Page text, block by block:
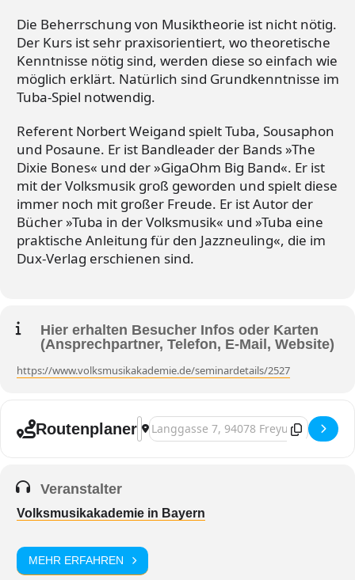
Die Beherrschung von Musiktheorie ist nicht nötig.
Der Kurs ist sehr praxisorientiert, wo theoretische
Kenntnisse nötig sind, werden diese so einfach wie
möglich erklärt. Natürlich sind Grundkenntnisse im
Tuba-Spiel notwendig.
Referent Norbert Weigand spielt Tuba, Sousaphon
und Posaune. Er ist Bandleader der Bands »The
Dixie Bones« und der »GigaOhm Big Band«. Er ist
mit der Volksmusik groß geworden und spielt diese
immer noch mit großer Freude. Er ist Autor der
Bücher »Tuba in der Volksmusik« und »Tuba eine
praktische Anleitung für den Jazzneuling«, die im
Dux-Verlag erschienen sind.
Hier erhalten Besucher Infos oder Karten
(Ansprechpartner, Telefon, E-Mail, Website)
https://www.volksmusikakademie.de/seminardetails/2527
RoutenplanerAdresse - Freyung, »Die Tuba in der
Zieladresse - Freyung, »Die Tuba in
Veranstalter
Volksmusikakademie in Bayern
MEHR ERFAHREN